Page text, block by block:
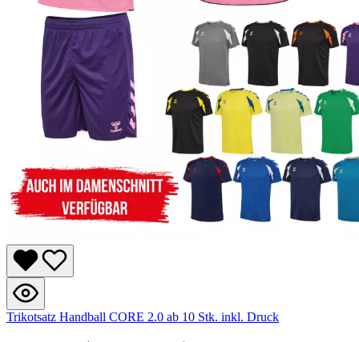
Trikotsatz Handball CORE 2.0 ab 10 Stk. inkl. Druck